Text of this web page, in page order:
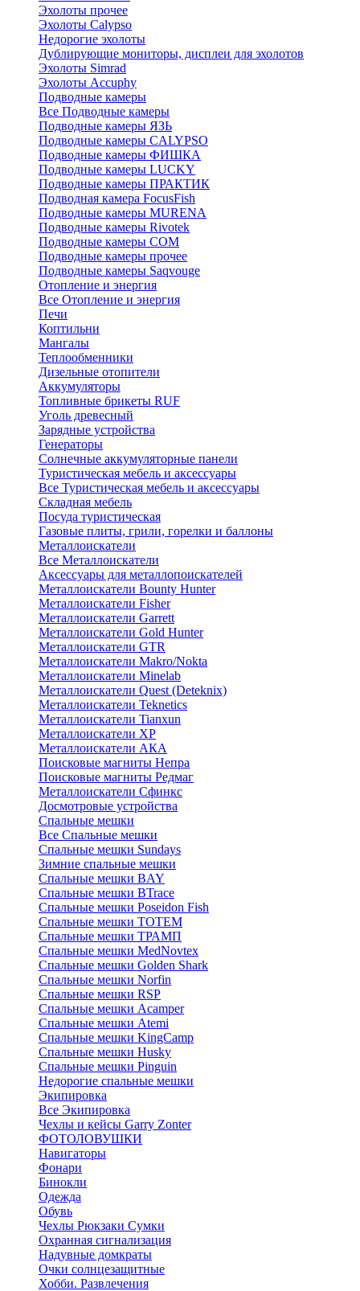
Эхолоты прочее
Эхолоты Calypso
Недорогие эхолоты
Дублирующие мониторы, дисплеи для эхолотов
Эхолоты Simrad
Эхолоты Accuphy
Подводные камеры
Все Подводные камеры
Подводные камеры ЯЗЬ
Подводные камеры CALYPSO
Подводные камеры ФИШКА
Подводные камеры LUCKY
Подводные камеры ПРАКТИК
Подводная камера FocusFish
Подводные камеры MURENA
Подводные камеры Rivotek
Подводные камеры СОМ
Подводные камеры прочее
Подводные камеры Saqvouge
Отопление и энергия
Все Отопление и энергия
Печи
Коптильни
Мангалы
Теплообменники
Дизельные отопители
Аккумуляторы
Топливные брикеты RUF
Уголь древесный
Зарядные устройства
Генераторы
Солнечные аккумуляторные панели
Туристическая мебель и аксессуары
Все Туристическая мебель и аксессуары
Складная мебель
Посуда туристическая
Газовые плиты, грили, горелки и баллоны
Металлоискатели
Все Металлоискатели
Аксессуары для металлопоискателей
Металлоискатели Bounty Hunter
Металлоискатели Fisher
Металлоискатели Garrett
Металлоискатели Gold Hunter
Металлоискатели GTR
Металлоискатели Makro/Nokta
Металлоискатели Minelab
Металлоискатели Quest (Deteknix)
Металлоискатели Teknetics
Металлоискатели Tianxun
Металлоискатели XP
Металлоискатели АКА
Поисковые магниты Непра
Поисковые магниты Редмаг
Металлоискатели Сфинкс
Досмотровые устройства
Спальные мешки
Все Спальные мешки
Спальные мешки Sundays
Зимние спальные мешки
Спальные мешки BAY
Спальные мешки BTrace
Спальные мешки Poseidon Fish
Спальные мешки ТОТЕМ
Спальные мешки ТРАМП
Cпальные мешки MedNovtex
Спальные мешки Golden Shark
Спальные мешки Norfin
Спальные мешки RSP
Спальные мешки Acamper
Спальные мешки Atemi
Спальные мешки KingCamp
Спальные мешки Husky
Спальные мешки Pinguin
Недорогие спальные мешки
Экипировка
Все Экипировка
Чехлы и кейсы Garry Zonter
ФОТОЛОВУШКИ
Навигаторы
Фонари
Бинокли
Одежда
Обувь
Чехлы Рюкзаки Сумки
Охранная сигнализация
Надувные домкраты
Очки солнцезащитные
Хобби. Развлечения